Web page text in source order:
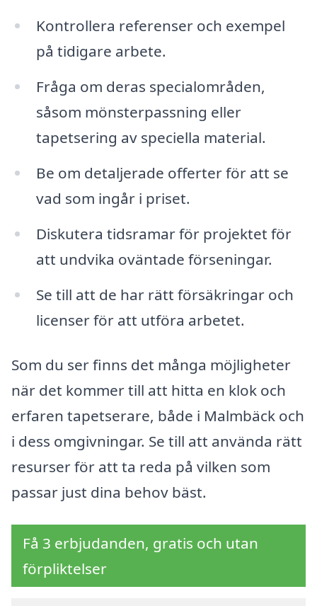
Kontrollera referenser och exempel
på tidigare arbete.
Fråga om deras specialområden,
såsom mönsterpassning eller
tapetsering av speciella material.
Be om detaljerade offerter för att se
vad som ingår i priset.
Diskutera tidsramar för projektet för
att undvika oväntade förseningar.
Se till att de har rätt försäkringar och
licenser för att utföra arbetet.
Som du ser finns det många möjligheter
när det kommer till att hitta en klok och
erfaren tapetserare, både i Malmbäck och
i dess omgivningar. Se till att använda rätt
resurser för att ta reda på vilken som
passar just dina behov bäst.
Få 3 erbjudanden, gratis och utan
förpliktelser